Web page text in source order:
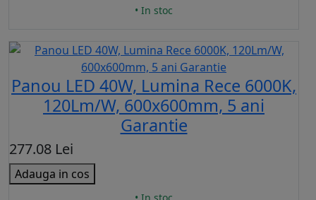
• In stoc
Panou LED 40W, Lumina Rece 6000K,
120Lm/W, 600x600mm, 5 ani
Garantie
277.08 Lei
Adauga in cos